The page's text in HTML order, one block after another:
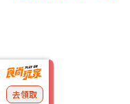
去領取